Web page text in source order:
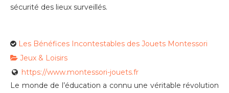
sécurité des lieux surveillés.
Les Bénéfices Incontestables des Jouets Montessori
Jeux & Loisirs
https://www.montessori-jouets.fr
Le monde de l’éducation a connu une véritable révolution